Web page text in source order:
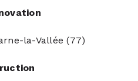
la-Vallée (77)